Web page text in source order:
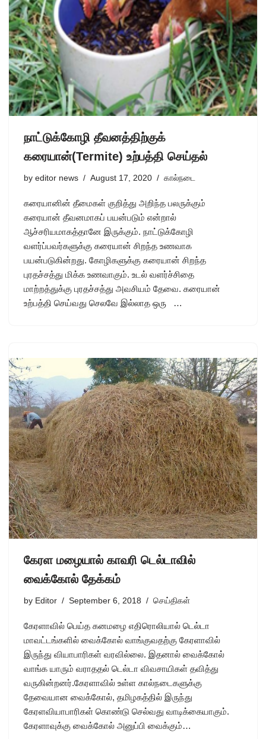
நாட்டுக்கோழி தீவனத்திற்குக்
கரையான்(Termite) உற்பத்தி செய்தல்
by editor news August 17, 2020 கால்நடை
கரையானின் தீமைகள் குறித்து அறிந்த பலருக்கும்
கரையான் தீவனமாகப் பயன்படும் என்றால்
ஆச்சரியமாகத்தானே இருக்கும். நாட்டுக்கோழி
வளர்ப்பவர்களுக்கு கரையான் சிறந்த உணவாக
பயன்படுகின்றது. கோழிகளுக்கு கரையான் சிறந்த
புரதச்சத்து மிக்க உணவாகும். உடல் வளர்ச்சிதை
மாற்றத்துக்கு புரதச்சத்து அவசியம் தேவை. கரையான்
உற்பத்தி செய்வது செலவே இல்லாத ஒரு …
கேரள மழையால் காவரி டெல்டாவில்
வைக்கோல் தேக்கம்
by Editor September 6, 2018 செய்திகள்
கேரளாவில் பெய்த கனமழை எதிரொலியால் டெல்டா
மாவட்டங்களில் வைக்கோல் வாங்குவதற்கு கேரளாவில்
இருந்து வியாபாரிகள் வரவில்லை. இதனால் வைக்கோல்
வாங்க யாரும் வராததல் டெல்டா விவசாயிகள் தவித்து
வருகின்றனர்.கேரளாவில் உள்ள கால்நடைகளுக்கு
தேவையான வைக்கோல், தமிழகத்தில் இருந்து
கேரளவியாபாரிகள் கொண்டு செல்வது வாடிக்கையாகும்.
கேரளாவுக்கு வைக்கோல் அனுப்பி வைக்கும்…